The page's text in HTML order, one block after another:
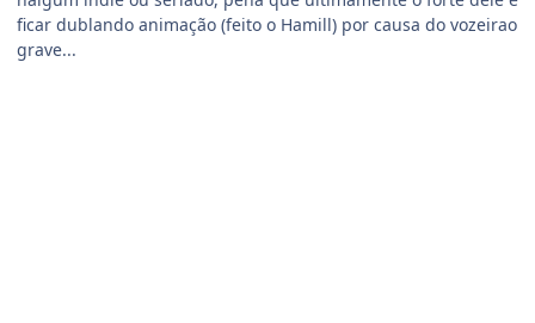
ficar dublando animação (feito o Hamill) por causa do vozeirao
grave...